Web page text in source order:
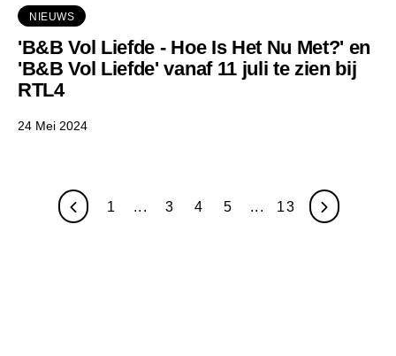
NIEUWS
'B&B Vol Liefde - Hoe Is Het Nu Met?' en
'B&B Vol Liefde' vanaf 11 juli te zien bij
RTL4
24 Mei 2024
1 ... 3 4 5 ... 13